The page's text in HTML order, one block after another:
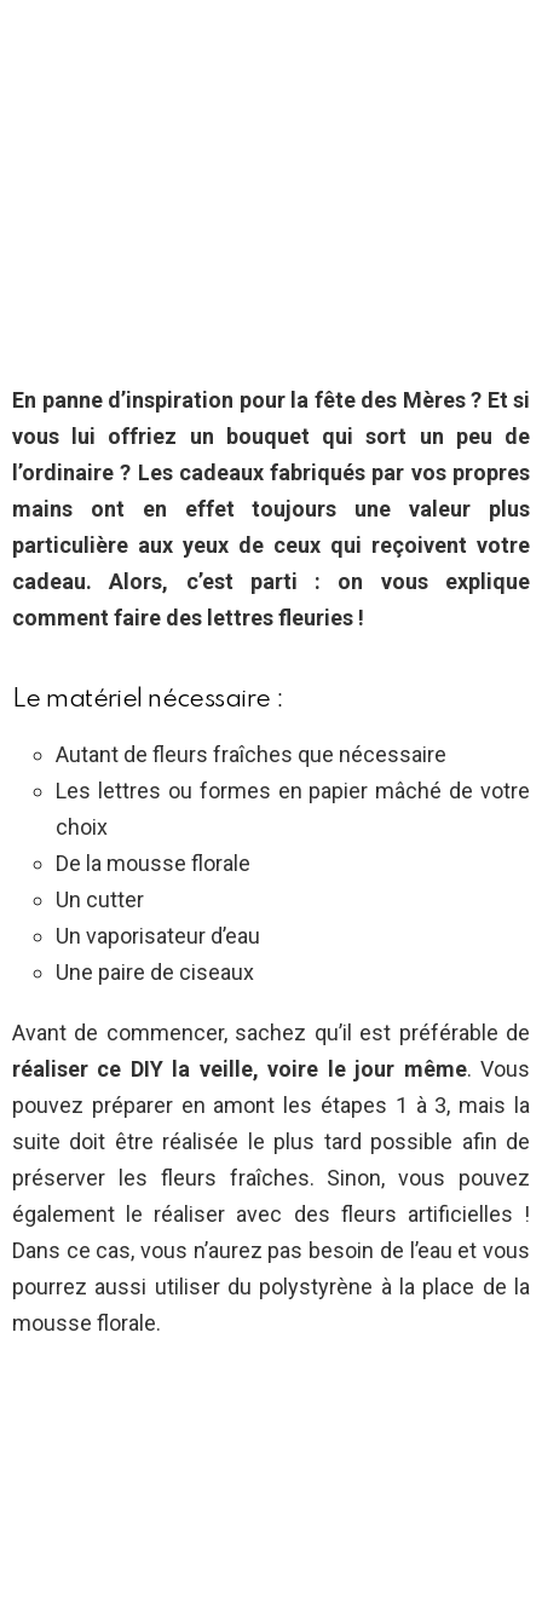
En panne d’inspiration pour la fête des Mères ? Et si
vous lui offriez un bouquet qui sort un peu de
l’ordinaire ? Les cadeaux fabriqués par vos propres
mains ont en effet toujours une valeur plus
particulière aux yeux de ceux qui reçoivent votre
cadeau. Alors, c’est parti : on vous explique
comment faire des lettres fleuries !
Le matériel nécessaire :
Autant de fleurs fraîches que nécessaire
Les lettres ou formes en papier mâché de votre
choix
De la mousse florale
Un cutter
Un vaporisateur d’eau
Une paire de ciseaux
Avant de commencer, sachez qu’il est préférable de
réaliser ce DIY la veille, voire le jour même. Vous
pouvez préparer en amont les étapes 1 à 3, mais la
suite doit être réalisée le plus tard possible afin de
préserver les fleurs fraîches. Sinon, vous pouvez
également le réaliser avec des fleurs artificielles !
Dans ce cas, vous n’aurez pas besoin de l’eau et vous
pourrez aussi utiliser du polystyrène à la place de la
mousse florale.